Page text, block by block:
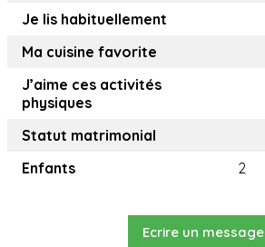
Je lis habituellement
Ma cuisine favorite
J’aime ces activités
physiques
Statut matrimonial
Enfants
2
Ecrire un message